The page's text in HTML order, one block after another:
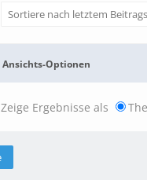
Ansichts-Optionen
Zeige Ergebnisse als